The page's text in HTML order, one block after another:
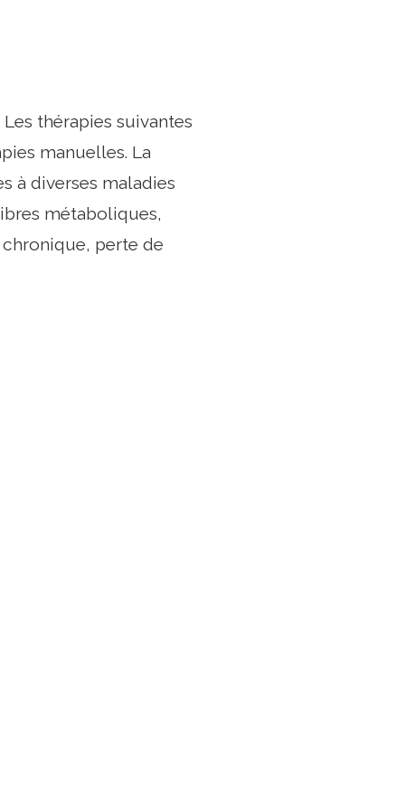
thérapies suivantes
manuelles. La
à diverses maladies
métaboliques,
perte de